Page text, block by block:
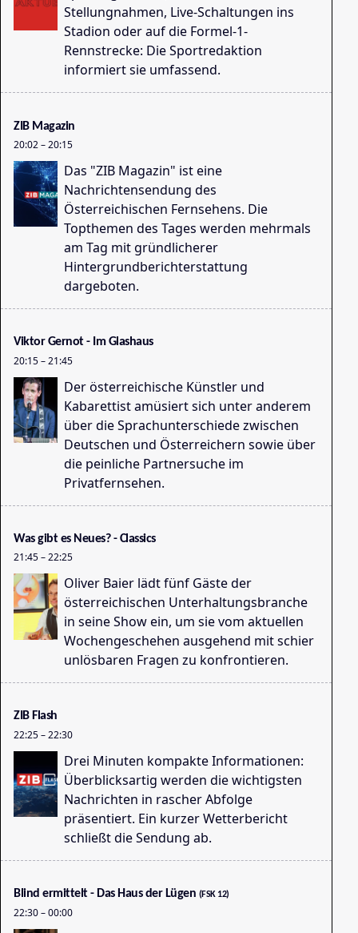
Stellungnahmen, Live-Schaltungen ins
Stadion oder auf die Formel-1-
Rennstrecke: Die Sportredaktion
informiert sie umfassend.
ZIB Magazin
20:02–20:15
Das "ZIB Magazin" ist eine
Nachrichtensendung des
Österreichischen Fernsehens. Die
Topthemen des Tages werden mehrmals
am Tag mit gründlicherer
Hintergrundberichterstattung
dargeboten.
Viktor Gernot - Im Glashaus
20:15–21:45
Der österreichische Künstler und
Kabarettist amüsiert sich unter anderem
über die Sprachunterschiede zwischen
Deutschen und Österreichern sowie über
die peinliche Partnersuche im
Privatfernsehen.
Was gibt es Neues? - Classics
21:45–22:25
Oliver Baier lädt fünf Gäste der
österreichischen Unterhaltungsbranche
in seine Show ein, um sie vom aktuellen
Wochengeschehen ausgehend mit schier
unlösbaren Fragen zu konfrontieren.
ZIB Flash
22:25–22:30
Drei Minuten kompakte Informationen:
Überblicksartig werden die wichtigsten
Nachrichten in rascher Abfolge
präsentiert. Ein kurzer Wetterbericht
schließt die Sendung ab.
Blind ermittelt - Das Haus der Lügen (FSK 12)
22:30–00:00